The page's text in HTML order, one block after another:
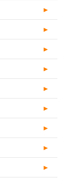
►
►
►
►
►
►
►
►
►